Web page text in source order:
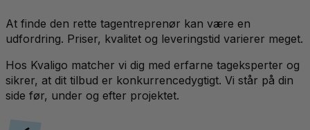
At finde den rette tagentreprenør kan være en
udfordring. Priser, kvalitet og leveringstid varierer meget.
Hos Kvaligo matcher vi dig med erfarne tageksperter og
sikrer, at dit tilbud er konkurrencedygtigt. Vi står på din
side før, under og efter projektet.